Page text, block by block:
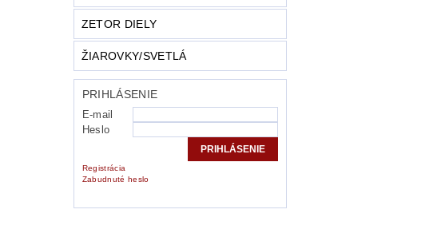
ZETOR DIELY
ŽIAROVKY/SVETLÁ
PRIHLÁSENIE
E-mail
Heslo
Registrácia
Zabudnuté heslo